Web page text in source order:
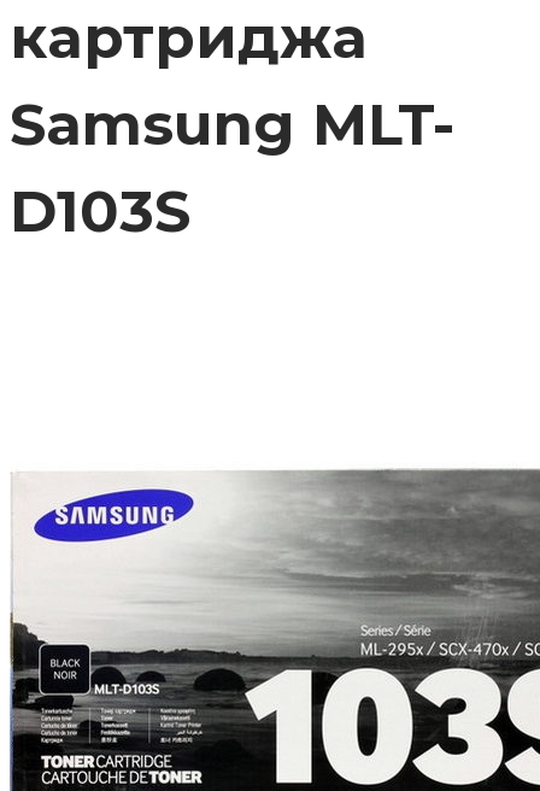
картриджа
Samsung MLT-
D103S